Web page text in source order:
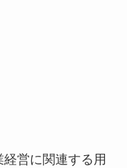
営に関連する用